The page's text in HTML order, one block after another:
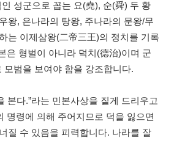
성군으로 꼽는 요(堯), 순(舜) 두 황
왕, 은나라의 탕왕, 주나라의 문왕/무
는 이제삼왕(二帝三王)의 정치를 기록
은 형벌이 아니라 덕치(德治)이며 군
모범을 보여야 함을 강조합니다.
본다.”라는 민본사상을 짙게 드리우고
명령에 의해 주어지므로 덕을 잃으면
질 수 있음을 피력합니다. 나라를 잘